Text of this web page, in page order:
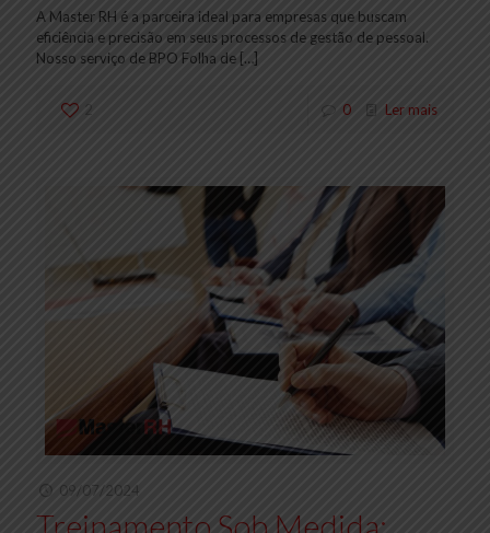
A Master RH é a parceira ideal para empresas que buscam
eficiência e precisão em seus processos de gestão de pessoal.
Nosso serviço de BPO Folha de […]
2 0 Ler mais
09/07/2024